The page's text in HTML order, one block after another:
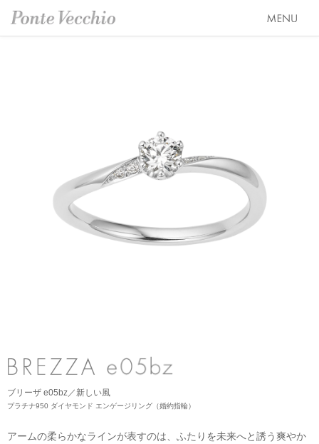
PURE PLATINUM 999（ピュアプラチナ999）
LIMITED COLLECTION（リミテッドコレクション）
WATCH COLLECTION（ウォッチコレクション／時計）
BACI（バチ／一粒ダイヤモンドジュエリー）
EME（エメ／着せ替えネックレス）
PURE 10（ピュアテン）
BIRTHSTONE（バースストーン／誕生石シリーズ）
結婚指輪（マリッジリング）
レイヤード特集
HAPPY HEARTの魅力
ブライダルサービス
婚約指輪・結婚指輪よくあるご質問
ブランドスローガン
ブランドポジション
ニュース&キャンペーン
ピアス
イヤーカフ
イヤリング
ブリーザ e05bz／新しい風
プラチナ950 ダイヤモンド エンゲージリング（婚約指輪）
アームの柔らかなラインが表すのは、ふたりを未来へと誘う爽やか